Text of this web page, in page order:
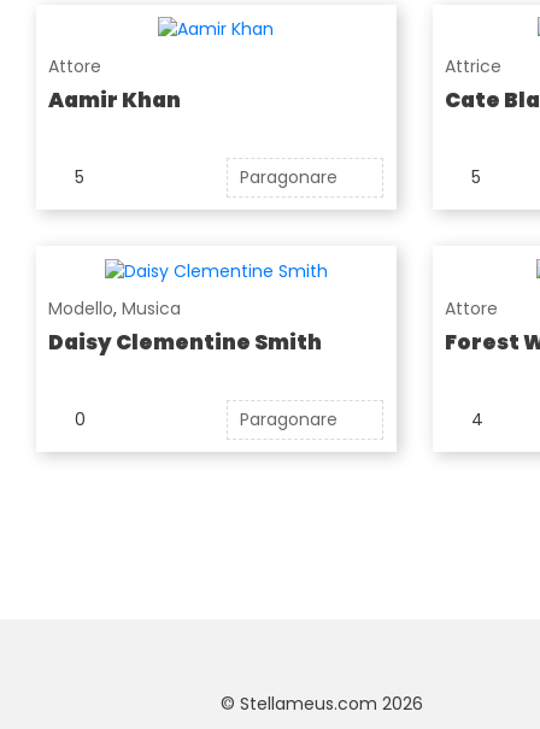
Attore
Aamir Khan
5 Paragonare
Attrice
Cate
5
Modello, Musica
Daisy Clementine Smith
0 Paragonare
Attore
Forest
4
© Stellameus.com 2026